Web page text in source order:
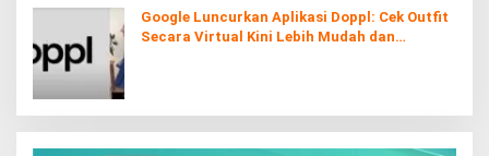
Google Luncurkan Aplikasi Doppl: Cek Outfit
Secara Virtual Kini Lebih Mudah dan